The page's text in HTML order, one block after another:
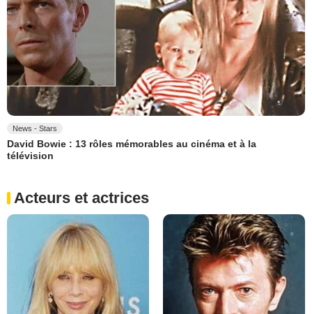
News - Stars
David Bowie : 13 rôles mémorables au cinéma et à la
télévision
Acteurs et actrices